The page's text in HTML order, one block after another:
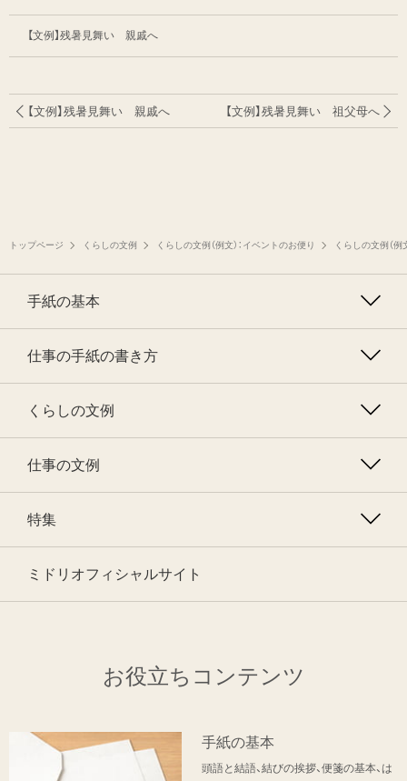
【文例】残暑見舞い 親戚へ
【文例】残暑見舞い 親戚へ 【文例】残暑見舞い 祖父母へ
トップページ くらしの文例 くらしの文例（例文）：イベントのお便り くらしの文例（例
手紙の基本
仕事の手紙の書き方
くらしの文例
仕事の文例
特集
ミドリオフィシャルサイト
お役立ちコンテンツ
手紙の基本
頭語と結語、結びの挨拶、便箋の基本、は